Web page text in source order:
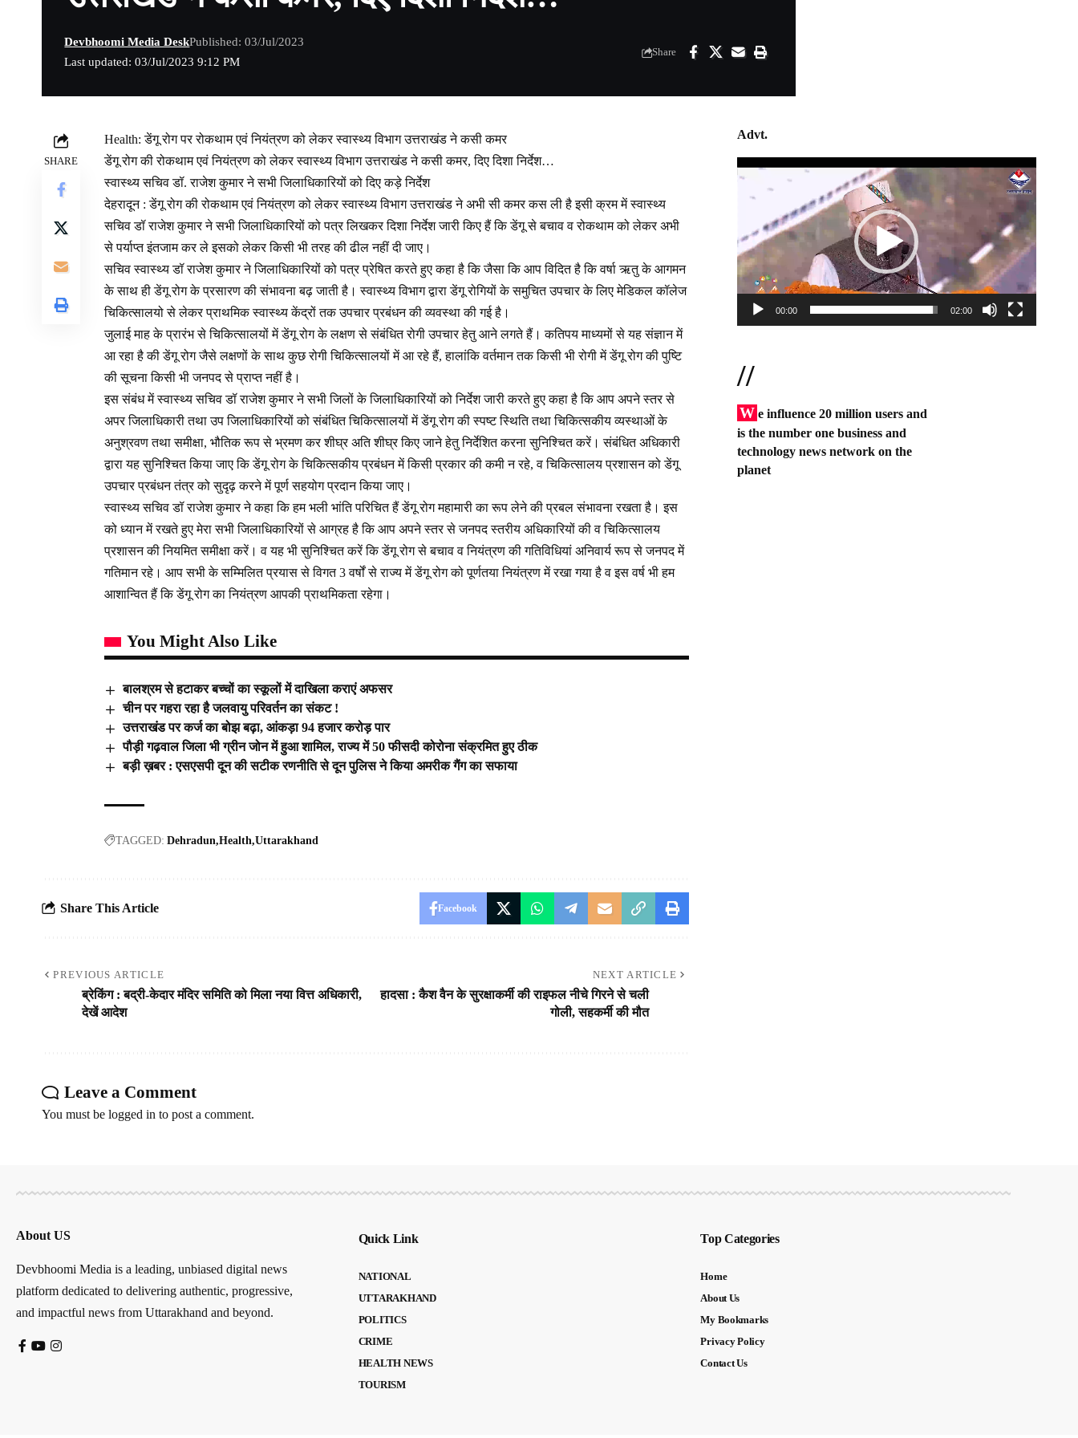
Last updated: 03/Jul/2023 9:12 PM
Devbhoomi Media DeskPublished: 03/Jul/2023
Share
SHARE
Health: डेंगू रोग पर रोकथाम एवं नियंत्रण को लेकर स्वास्थ्य विभाग उत्तराखंड ने कसी कमर
डेंगू रोग की रोकथाम एवं नियंत्रण को लेकर स्वास्थ्य विभाग उत्तराखंड ने कसी कमर, दिए दिशा निर्देश…
स्वास्थ्य सचिव डॉ. राजेश कुमार ने सभी जिलाधिकारियों को दिए कड़े निर्देश
देहरादून : डेंगू रोग की रोकथाम एवं नियंत्रण को लेकर स्वास्थ्य विभाग उत्तराखंड ने अभी सी कमर कस ली है इसी क्रम में स्वास्थ्य
सचिव डॉ राजेश कुमार ने सभी जिलाधिकारियों को पत्र लिखकर दिशा निर्देश जारी किए हैं कि डेंगू से बचाव व रोकथाम को लेकर अभी
से पर्याप्त इंतजाम कर ले इसको लेकर किसी भी तरह की ढील नहीं दी जाए।
सचिव स्वास्थ्य डॉ राजेश कुमार ने जिलाधिकारियों को पत्र प्रेषित करते हुए कहा है कि जैसा कि आप विदित है कि वर्षा ऋतु के आगमन
के साथ ही डेंगू रोग के प्रसारण की संभावना बढ़ जाती है। स्वास्थ्य विभाग द्वारा डेंगू रोगियों के समुचित उपचार के लिए मेडिकल कॉलेज
चिकित्सालयो से लेकर प्राथमिक स्वास्थ्य केंद्रों तक उपचार प्रबंधन की व्यवस्था की गई है।
जुलाई माह के प्रारंभ से चिकित्सालयों में डेंगू रोग के लक्षण से संबंधित रोगी उपचार हेतु आने लगते हैं। कतिपय माध्यमों से यह संज्ञान में
आ रहा है की डेंगू रोग जैसे लक्षणों के साथ कुछ रोगी चिकित्सालयों में आ रहे हैं, हालांकि वर्तमान तक किसी भी रोगी में डेंगू रोग की पुष्टि
की सूचना किसी भी जनपद से प्राप्त नहीं है।
इस संबंध में स्वास्थ्य सचिव डॉ राजेश कुमार ने सभी जिलों के जिलाधिकारियों को निर्देश जारी करते हुए कहा है कि आप अपने स्तर से
अपर जिलाधिकारी तथा उप जिलाधिकारियों को संबंधित चिकित्सालयों में डेंगू रोग की स्पष्ट स्थिति तथा चिकित्सकीय व्यस्थाओं के
अनुश्रवण तथा समीक्षा, भौतिक रूप से भ्रमण कर शीघ्र अति शीघ्र किए जाने हेतु निर्देशित करना सुनिश्चित करें। संबंधित अधिकारी
द्वारा यह सुनिश्चित किया जाए कि डेंगू रोग के चिकित्सकीय प्रबंधन में किसी प्रकार की कमी न रहे, व चिकित्सालय प्रशासन को डेंगू
उपचार प्रबंधन तंत्र को सुदृढ़ करने में पूर्ण सहयोग प्रदान किया जाए।
स्वास्थ्य सचिव डॉ राजेश कुमार ने कहा कि हम भली भांति परिचित हैं डेंगू रोग महामारी का रूप लेने की प्रबल संभावना रखता है। इस
को ध्यान में रखते हुए मेरा सभी जिलाधिकारियों से आग्रह है कि आप अपने स्तर से जनपद स्तरीय अधिकारियों की व चिकित्सालय
प्रशासन की नियमित समीक्षा करें। व यह भी सुनिश्चित करें कि डेंगू रोग से बचाव व नियंत्रण की गतिविधियां अनिवार्य रूप से जनपद में
गतिमान रहे। आप सभी के सम्मिलित प्रयास से विगत 3 वर्षों से राज्य में डेंगू रोग को पूर्णतया नियंत्रण में रखा गया है व इस वर्ष भी हम
आशान्वित हैं कि डेंगू रोग का नियंत्रण आपकी प्राथमिकता रहेगा।
You Might Also Like
बालश्रम से हटाकर बच्चों का स्कूलों में दाखिला कराएं अफसर
चीन पर गहरा रहा है जलवायु परिवर्तन का संकट !
उत्तराखंड पर कर्ज का बोझ बढ़ा, आंकड़ा 94 हजार करोड़ पार
पौड़ी गढ़वाल जिला भी ग्रीन जोन में हुआ शामिल, राज्य में 50 फीसदी कोरोना संक्रमित हुए ठीक
बड़ी ख़बर : एसएसपी दून की सटीक रणनीति से दून पुलिस ने किया अमरीक गैंग का सफाया
TAGGED: Dehradun Health Uttarakhand
Share This Article Facebook
PREVIOUS ARTICLE
ब्रेकिंग : बद्री-केदार मंदिर समिति को मिला नया वित्त अधिकारी,
देखें आदेश
NEXT ARTICLE
हादसा : कैश वैन के सुरक्षाकर्मी की राइफल नीचे गिरने से चली
गोली, सहकर्मी की मौत
Leave a Comment
You must be logged in to post a comment.
Advt.
Video
00:00 02:00
//
W e influence 20 million users and
is the number one business and
technology news network on the
planet
About US
Devbhoomi Media is a leading, unbiased digital news
platform dedicated to delivering authentic, progressive,
and impactful news from Uttarakhand and beyond.
Quick Link
NATIONAL
UTTARAKHAND
POLITICS
CRIME
HEALTH NEWS
TOURISM
Top Categories
Home
About Us
My Bookmarks
Privacy Policy
Contact Us